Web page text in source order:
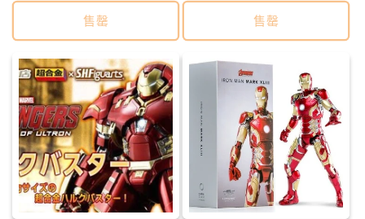
售罄 售罄